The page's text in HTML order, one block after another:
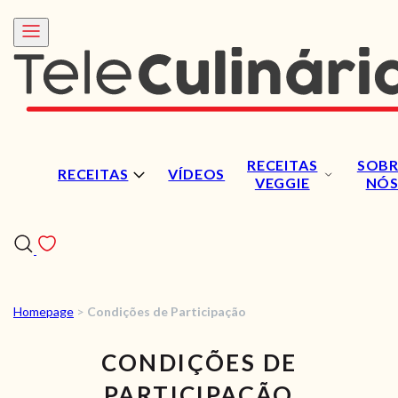
RECEITAS VÍDEOS
RECEITAS
VEGGIE
NÓS
RECEITAS
VÍDEOS
Homepage > Condições de Participação
CONDIÇÕES DE